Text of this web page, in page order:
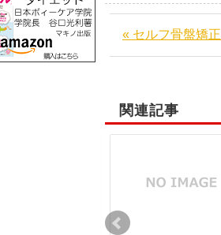
« セルフ骨盤矯
関連記事